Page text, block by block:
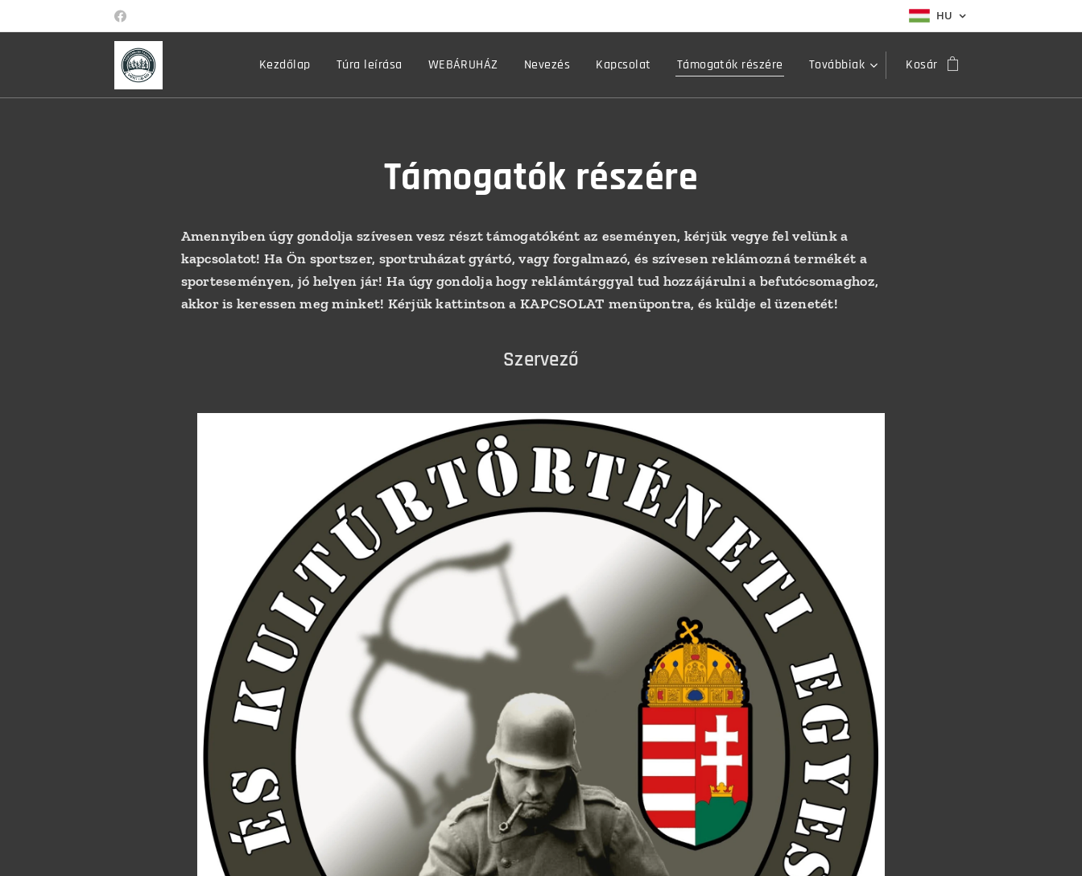
HU
Kezdőlap Túra leírása WEBÁRUHÁZ Nevezés Kapcsolat Támogatók részére Továbbiak Kosár
Támogatók részére
Amennyiben úgy gondolja szívesen vesz részt támogatóként az eseményen, kérjük vegye fel velünk a
kapcsolatot! Ha Ön sportszer, sportruházat gyártó, vagy forgalmazó, és szívesen reklámozná termékét a
sporteseményen, jó helyen jár! Ha úgy gondolja hogy reklámtárggyal tud hozzájárulni a befutócsomaghoz,
akkor is keressen meg minket! Kérjük kattintson a KAPCSOLAT menüpontra, és küldje el üzenetét!
Szervező